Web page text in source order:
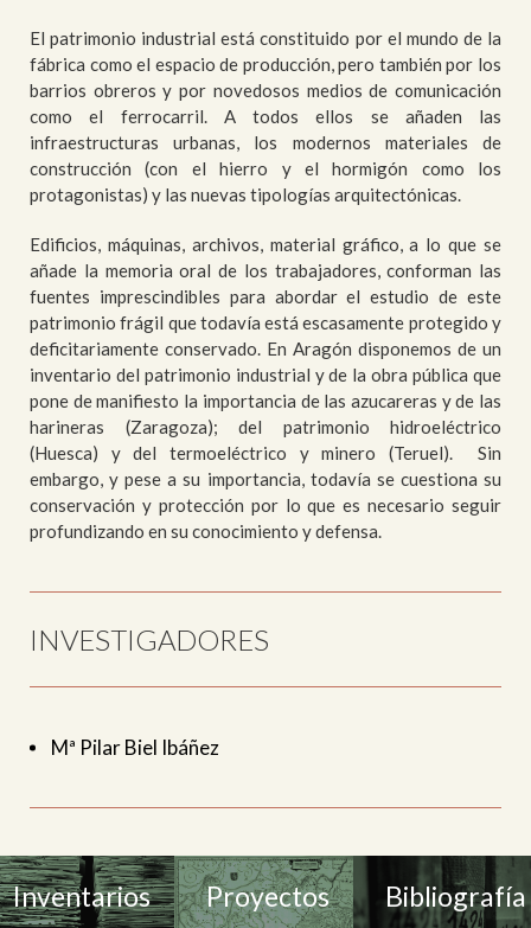
El patrimonio industrial está constituido por el mundo de la
fábrica como el espacio de producción, pero también por los
barrios obreros y por novedosos medios de comunicación
como el ferrocarril. A todos ellos se añaden las
infraestructuras urbanas, los modernos materiales de
construcción (con el hierro y el hormigón como los
protagonistas) y las nuevas tipologías arquitectónicas.
Edificios, máquinas, archivos, material gráfico, a lo que se
añade la memoria oral de los trabajadores, conforman las
fuentes imprescindibles para abordar el estudio de este
patrimonio frágil que todavía está escasamente protegido y
deficitariamente conservado. En Aragón disponemos de un
inventario del patrimonio industrial y de la obra pública que
pone de manifiesto la importancia de las azucareras y de las
harineras (Zaragoza); del patrimonio hidroeléctrico
(Huesca) y del termoeléctrico y minero (Teruel). Sin
embargo, y pese a su importancia, todavía se cuestiona su
conservación y protección por lo que es necesario seguir
profundizando en su conocimiento y defensa.
INVESTIGADORES
Mª Pilar Biel Ibáñez
Inventarios Proyectos Bibliografía